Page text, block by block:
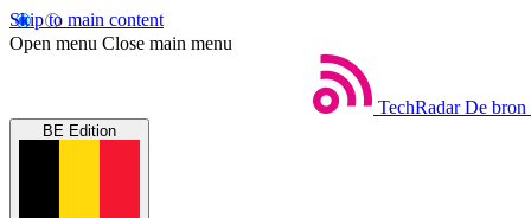
Skip to main content
Open menu Close main menu
TechRadar De bron
BE Edition